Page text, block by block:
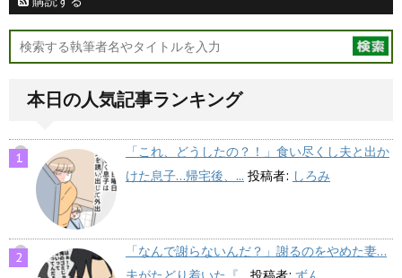
本日の人気記事ランキング
「これ、どうしたの？！」食い尽くし夫と出か
けた息子…帰宅後、... 投稿者: しろみ
「なんで謝らないんだ？」謝るのをやめた妻…